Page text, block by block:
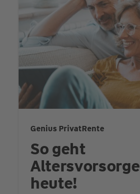
Genius PrivatRente
So geht
Altersvorsorge
heute!